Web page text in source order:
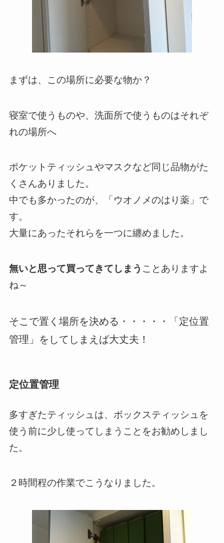
まずは、この場所に必要な物か？
寝室で使うものや、洗面所で使うものはそれぞ
れの場所へ
ポケットティッシュやマスクなど同じ品物がた
くさんありました。
中でも多かったのが、「ウオノメのはり薬」で
す。
大量にあったそれらを一つに纏めました。
無いと思って買ってきてしまう ことありますよ
ね～
そこで置く場所を決める・・・・・「定位置
管理」をしてしまえば大丈夫！
定位置管理
多すぎたティッシュは、ボックスティッシュを
使う前に少し使ってしまうことをお勧めしまし
た。
２時間程の作業でこうなりました。